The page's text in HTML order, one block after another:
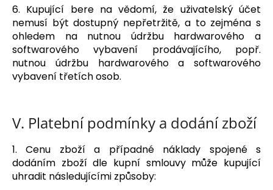
6. Kupující bere na vědomí, že uživatelský účet
nemusí být dostupný nepřetržitě, a to zejména s
ohledem na nutnou údržbu hardwarového a
softwarového vybavení prodávajícího, popř.
nutnou údržbu hardwarového a softwarového
vybavení třetích osob.
V. Platební podmínky a dodání zboží
1. Cenu zboží a případné náklady spojené s
dodáním zboží dle kupní smlouvy může kupující
uhradit následujícími způsoby: